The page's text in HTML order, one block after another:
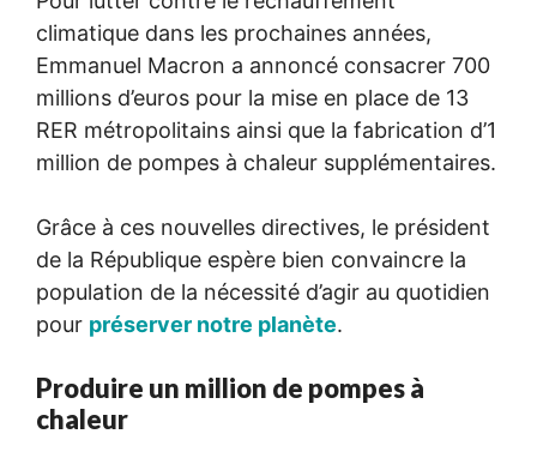
climatique dans les prochaines années,
Emmanuel Macron a annoncé consacrer 700
millions d’euros pour la mise en place de 13
RER métropolitains ainsi que la fabrication d’1
million de pompes à chaleur supplémentaires.
Grâce à ces nouvelles directives, le président
de la République espère bien convaincre la
population de la nécessité d’agir au quotidien
pour préserver notre planète.
Produire un million de pompes à
chaleur